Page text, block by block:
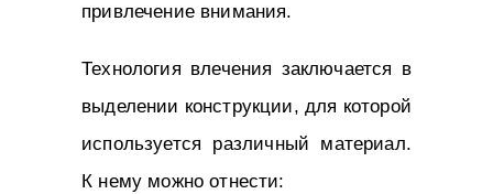
привлечение внимания.
Технология влечения заключается в
выделении конструкции, для которой
используется различный материал.
К нему можно отнести: